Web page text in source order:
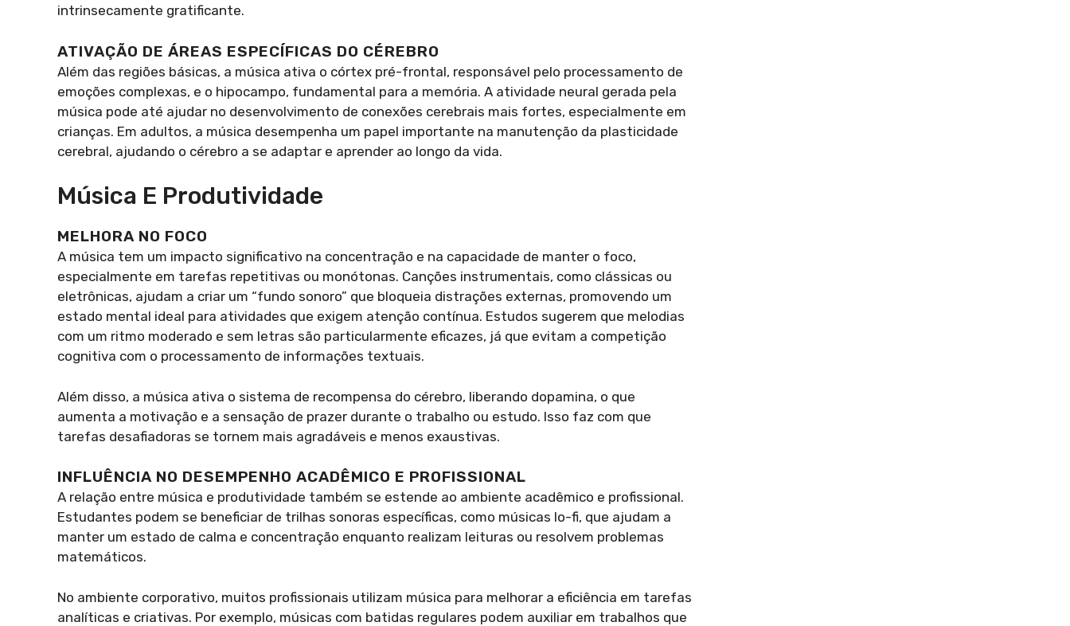
intrinsecamente gratificante.
ATIVAÇÃO DE ÁREAS ESPECÍFICAS DO CÉREBRO
Além das regiões básicas, a música ativa o córtex pré-frontal, responsável pelo processamento de
emoções complexas, e o hipocampo, fundamental para a memória. A atividade neural gerada pela
música pode até ajudar no desenvolvimento de conexões cerebrais mais fortes, especialmente em
crianças. Em adultos, a música desempenha um papel importante na manutenção da plasticidade
cerebral, ajudando o cérebro a se adaptar e aprender ao longo da vida.
Música E Produtividade
MELHORA NO FOCO
A música tem um impacto significativo na concentração e na capacidade de manter o foco,
especialmente em tarefas repetitivas ou monótonas. Canções instrumentais, como clássicas ou
eletrônicas, ajudam a criar um “fundo sonoro” que bloqueia distrações externas, promovendo um
estado mental ideal para atividades que exigem atenção contínua. Estudos sugerem que melodias
com um ritmo moderado e sem letras são particularmente eficazes, já que evitam a competição
cognitiva com o processamento de informações textuais.
Além disso, a música ativa o sistema de recompensa do cérebro, liberando dopamina, o que
aumenta a motivação e a sensação de prazer durante o trabalho ou estudo. Isso faz com que
tarefas desafiadoras se tornem mais agradáveis e menos exaustivas.
INFLUÊNCIA NO DESEMPENHO ACADÊMICO E PROFISSIONAL
A relação entre música e produtividade também se estende ao ambiente acadêmico e profissional.
Estudantes podem se beneficiar de trilhas sonoras específicas, como músicas lo-fi, que ajudam a
manter um estado de calma e concentração enquanto realizam leituras ou resolvem problemas
matemáticos.
No ambiente corporativo, muitos profissionais utilizam música para melhorar a eficiência em tarefas
analíticas e criativas. Por exemplo, músicas com batidas regulares podem auxiliar em trabalhos que